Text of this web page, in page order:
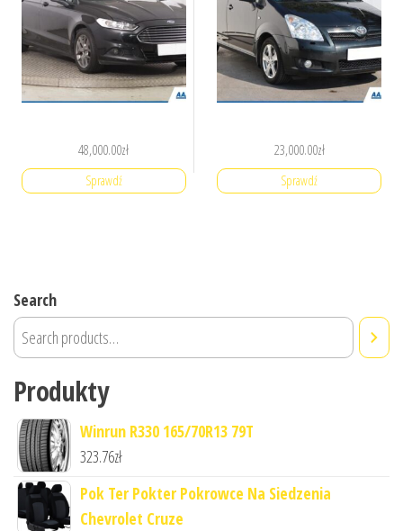
48,000.00zł
Sprawdź
23,000.00zł
Sprawdź
Search
Produkty
Winrun R330 165/70R13 79T
323.76zł
Pok Ter Pokter Pokrowce Na Siedzenia
Chevrolet Cruze